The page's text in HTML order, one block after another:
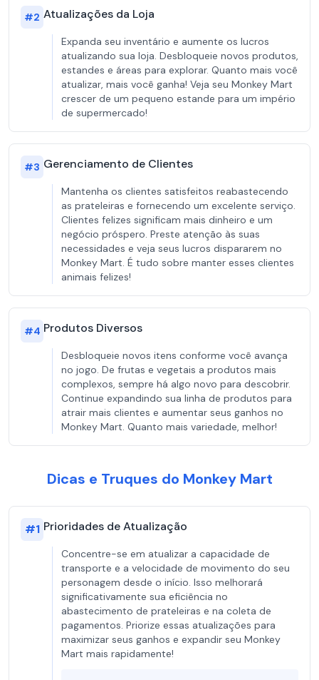
#2 Atualizações da Loja
Expanda seu inventário e aumente os lucros
atualizando sua loja. Desbloqueie novos produtos,
estandes e áreas para explorar. Quanto mais você
atualizar, mais você ganha! Veja seu Monkey Mart
crescer de um pequeno estande para um império
de supermercado!
#3 Gerenciamento de Clientes
Mantenha os clientes satisfeitos reabastecendo
as prateleiras e fornecendo um excelente serviço.
Clientes felizes significam mais dinheiro e um
negócio próspero. Preste atenção às suas
necessidades e veja seus lucros dispararem no
Monkey Mart. É tudo sobre manter esses clientes
animais felizes!
#4 Produtos Diversos
Desbloqueie novos itens conforme você avança
no jogo. De frutas e vegetais a produtos mais
complexos, sempre há algo novo para descobrir.
Continue expandindo sua linha de produtos para
atrair mais clientes e aumentar seus ganhos no
Monkey Mart. Quanto mais variedade, melhor!
Dicas e Truques do Monkey Mart
#1 Prioridades de Atualização
Concentre-se em atualizar a capacidade de
transporte e a velocidade de movimento do seu
personagem desde o início. Isso melhorará
significativamente sua eficiência no
abastecimento de prateleiras e na coleta de
pagamentos. Priorize essas atualizações para
maximizar seus ganhos e expandir seu Monkey
Mart mais rapidamente!